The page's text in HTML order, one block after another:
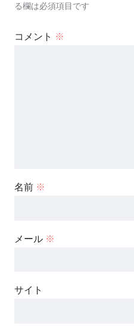
る欄は必須項目です
コメント ※
名前 ※
メール ※
サイト